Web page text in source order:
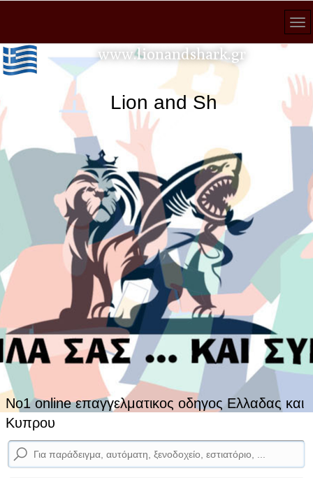
No1 online επαγγελματικος οδηγος Ελλαδας και
Κυπρου
www.lionandshark.gr
Lion and Shark κάθε